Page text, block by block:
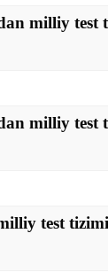
milliy test
milliy test
test